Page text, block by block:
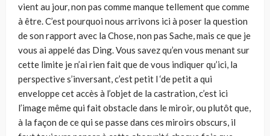
vient au jour, non pas comme manque tellement que comme
à être. C’est pourquoi nous arrivons ici à poser la question
de son rapport avec la Chose, non pas Sache, mais ce que je
vous ai appelé das Ding. Vous savez qu’en vous menant sur
cette limite je n’ai rien fait que de vous indiquer qu’ici, la
perspective s’inversant, c’est petit l ‘de petit a qui
enveloppe cet accès à l’objet de la castration, c’est ici
l’image même qui fait obstacle dans le miroir, ou plutôt que,
à la façon de ce qui se passe dans ces miroirs obscurs, il